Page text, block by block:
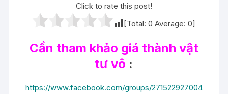
Click to rate this post!
[Total:0 Average:0]
Cần tham khảo giá thành vật
tư vô :
https://www.facebook.com/groups/271522927004